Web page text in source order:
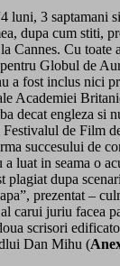
luni, 3 saptamani
dupa cum stiti,
Cannes. Cu toate
Globul de
a fost inclus nici
Academiei
decat engleza si
de Film
succesului de
a luat in seama o
plagiat dupa
prezentat –
carui juriu facea
scrisori
Dan Mihu (